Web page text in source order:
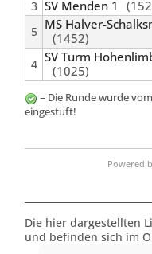
3 SV Menden 1
5 MS Halver-
(1452)
4 SV Turm
(1025)
= Die Runde wurde
eingestuft!
Powered
Die hier dargestellten
und befinden sich im